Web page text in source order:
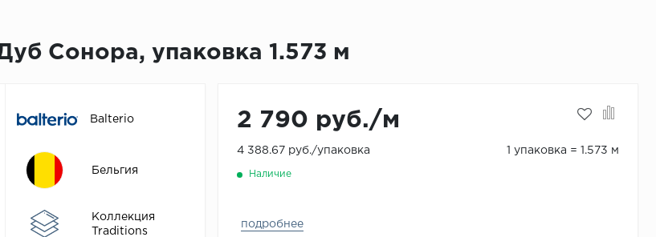
Сонора, упаковка 1.573 м
Balterio
Бельгия
Коллекция
Traditions
2 790 руб./м
4 388.67 руб./упаковка 1 упаковка = 1.573 м
Наличие
подробнее